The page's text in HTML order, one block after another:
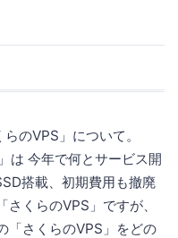
のVPS」について。
は 今年で何とサービス開
搭載、初期費用も撤廃
くらのVPS」ですが、
「さくらのVPS」をどの